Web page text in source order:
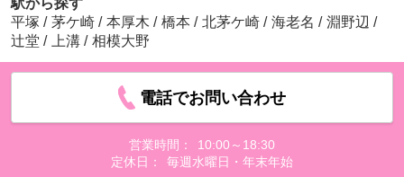
駅から探す
平塚 / 茅ケ崎 / 本厚木 / 橋本 / 北茅ケ崎 / 海老名 / 淵野辺 /
辻堂 / 上溝 / 相模大野
電話でお問い合わせ
営業時間：
10:00～18:30
定休日：
毎週水曜日・年末年始